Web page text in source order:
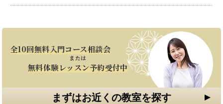
全10回無料入門コース相談会
または
無料体験レッスン予約受付中
まずはお近くの教室を探す